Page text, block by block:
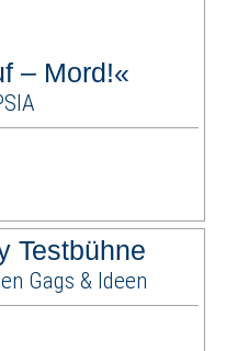
– Mord!«
Testbühne
Gags & Ideen